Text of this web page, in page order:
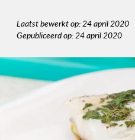
Laatst bewerkt op: 24 april 2020
Gepubliceerd op: 24 april 2020